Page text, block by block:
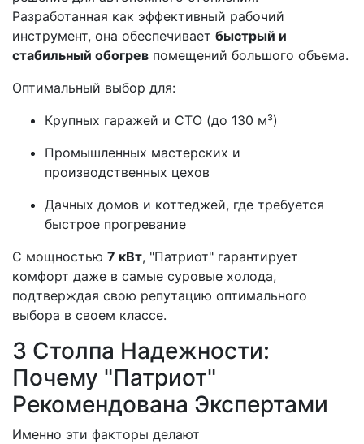
Разработанная как эффективный рабочий
инструмент, она обеспечивает быстрый и
стабильный обогрев помещений большого объема.
Оптимальный выбор для:
Крупных гаражей и СТО (до 130 м³)
Промышленных мастерских и
производственных цехов
Дачных домов и коттеджей, где требуется
быстрое прогревание
С мощностью 7 кВт, "Патриот" гарантирует
комфорт даже в самые суровые холода,
подтверждая свою репутацию оптимального
выбора в своем классе.
3 Столпа Надежности:
Почему "Патриот"
Рекомендована Экспертами
Именно эти факторы делают